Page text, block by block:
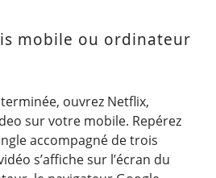
mobile ou ordinateur
ouvrez Netflix,
sur votre mobile. Repérez
accompagné de trois
s’affiche sur l’écran du